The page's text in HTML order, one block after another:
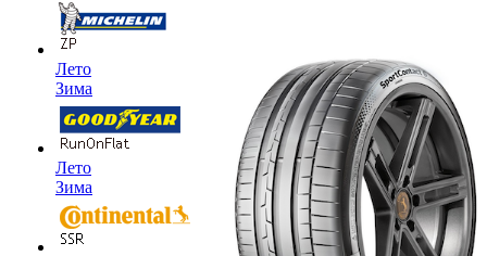
Лето
Зима
Лето
Зима